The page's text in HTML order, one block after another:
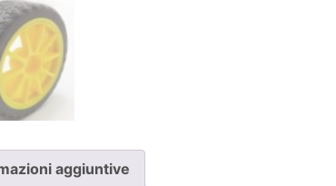
aggiuntive